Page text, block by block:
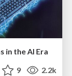
in the AI Era
9 2.2k